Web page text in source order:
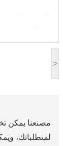
>
مصنعنا يمكن
لمتطلباتك،